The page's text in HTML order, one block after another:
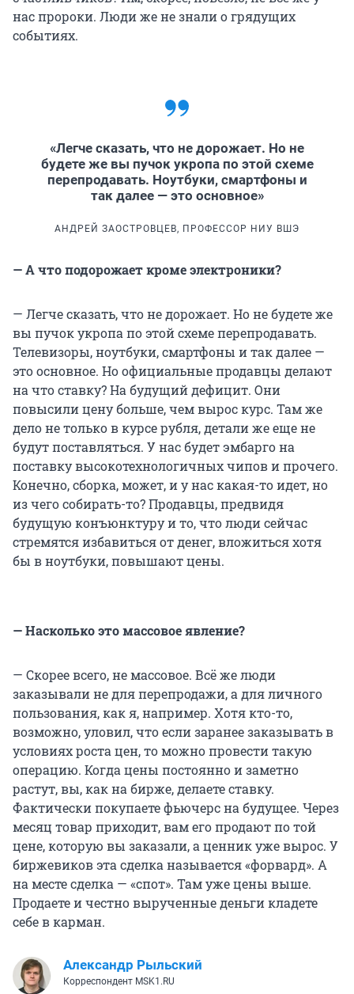
нас пророки. Люди же не знали о грядущих
событиях.
«Легче сказать, что не дорожает. Но не
будете же вы пучок укропа по этой схеме
перепродавать. Ноутбуки, смартфоны и
так далее — это основное»
АНДРЕЙ ЗАОСТРОВЦЕВ, ПРОФЕССОР НИУ ВШЭ
— А что подорожает кроме электроники?
— Легче сказать, что не дорожает. Но не будете же
вы пучок укропа по этой схеме перепродавать.
Телевизоры, ноутбуки, смартфоны и так далее —
это основное. Но официальные продавцы делают
на что ставку? На будущий дефицит. Они
повысили цену больше, чем вырос курс. Там же
дело не только в курсе рубля, детали же еще не
будут поставляться. У нас будет эмбарго на
поставку высокотехнологичных чипов и прочего.
Конечно, сборка, может, и у нас какая-то идет, но
из чего собирать-то? Продавцы, предвидя
будущую конъюнктуру и то, что люди сейчас
стремятся избавиться от денег, вложиться хотя
бы в ноутбуки, повышают цены.
— Насколько это массовое явление?
— Скорее всего, не массовое. Всё же люди
заказывали не для перепродажи, а для личного
пользования, как я, например. Хотя кто-то,
возможно, уловил, что если заранее заказывать в
условиях роста цен, то можно провести такую
операцию. Когда цены постоянно и заметно
растут, вы, как на бирже, делаете ставку.
Фактически покупаете фьючерс на будущее. Через
месяц товар приходит, вам его продают по той
цене, которую вы заказали, а ценник уже вырос. У
биржевиков эта сделка называется «форвард». А
на месте сделка — «спот». Там уже цены выше.
Продаете и честно вырученные деньги кладете
себе в карман.
Александр Рыльский
Корреспондент MSK1.RU